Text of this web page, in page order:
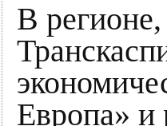
В
Европа» и